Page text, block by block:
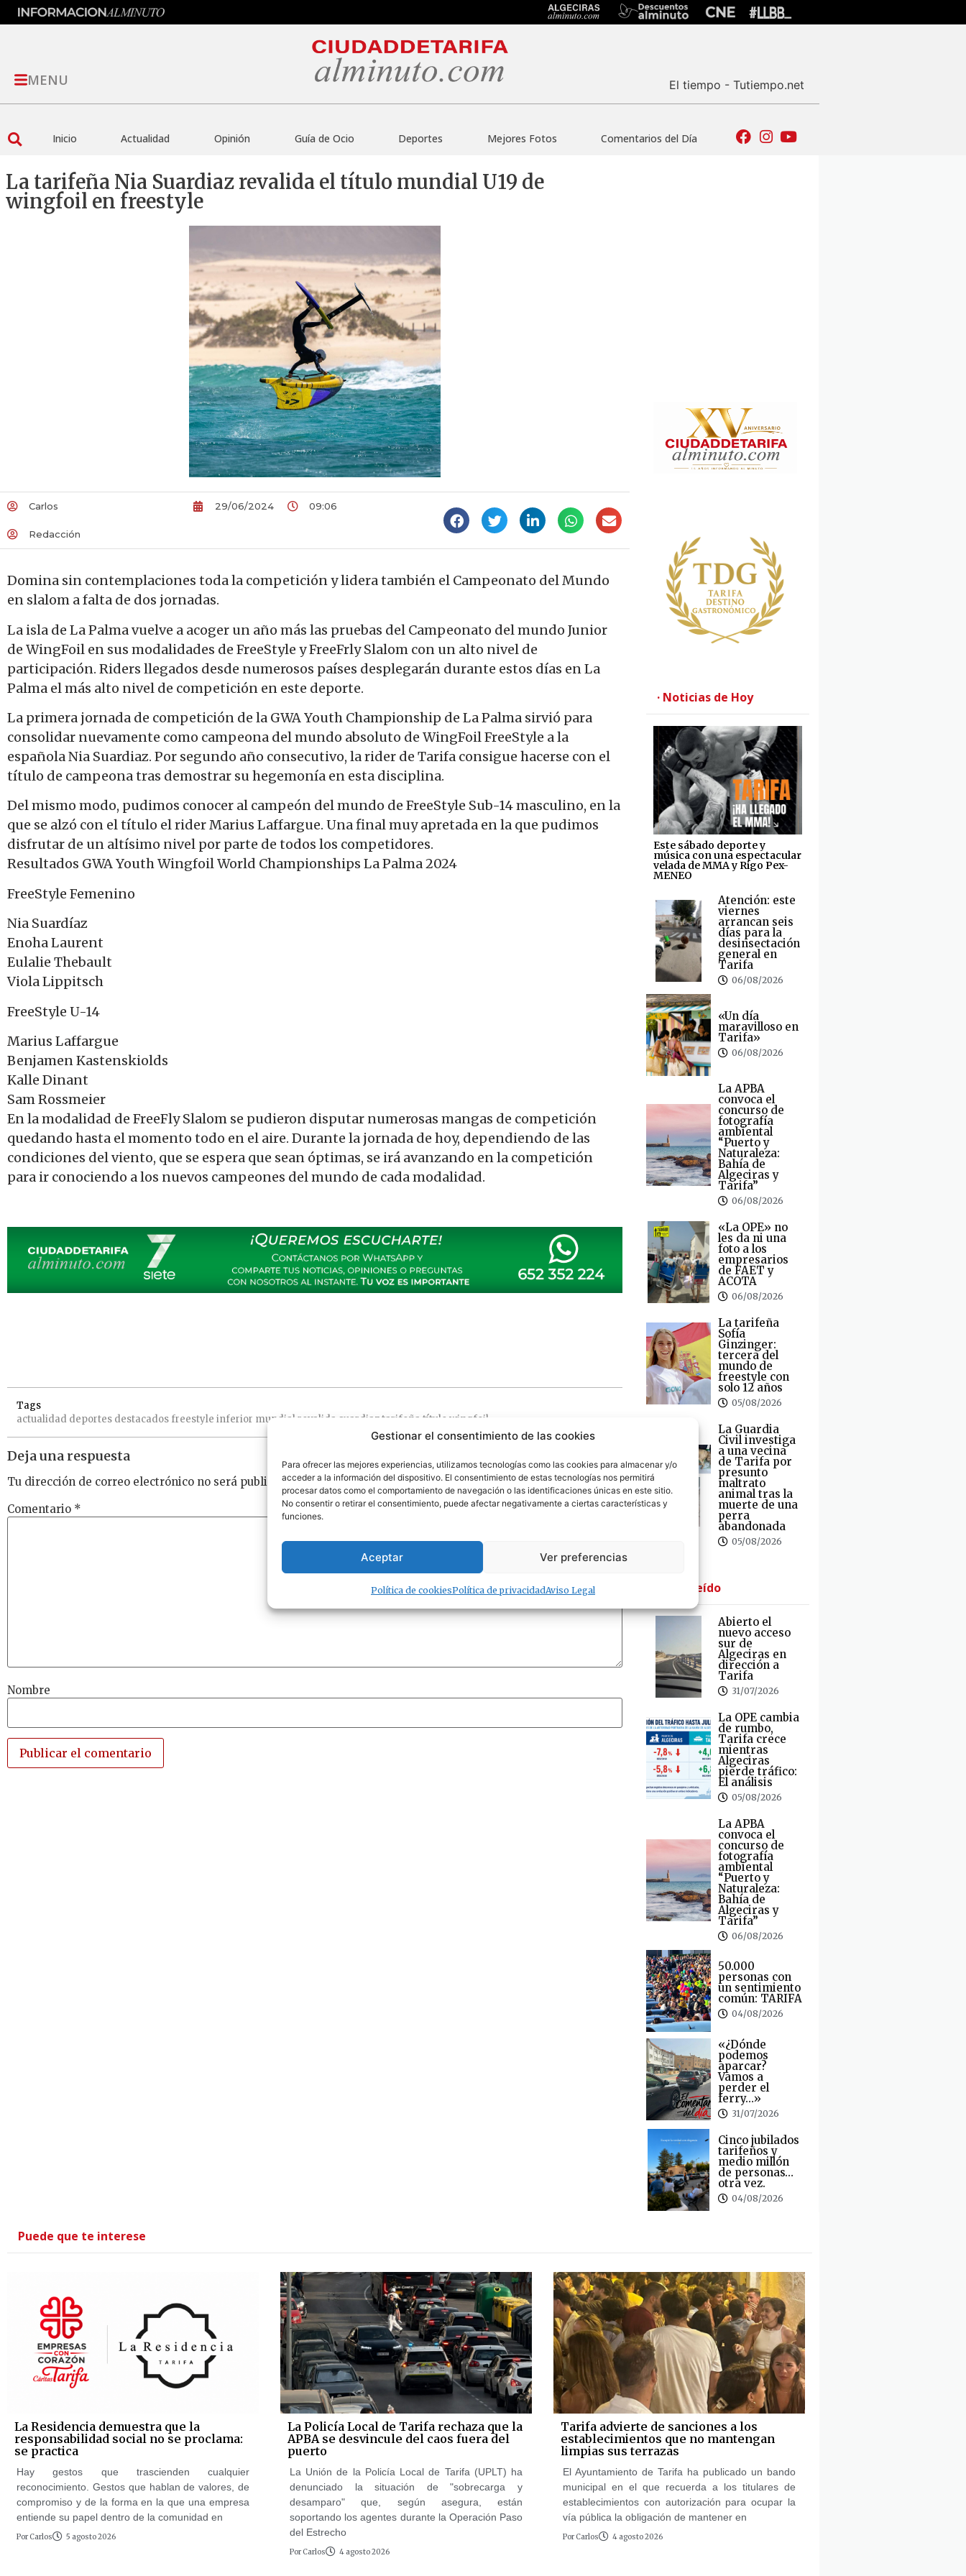
Gestionar el consentimiento de las cookies
Para ofrecer las mejores experiencias, utilizamos tecnologías como las cookies para almacenar y/o
acceder a la información del dispositivo. El consentimiento de estas tecnologías nos permitirá
procesar datos como el comportamiento de navegación o las identificaciones únicas en este sitio.
No consentir o retirar el consentimiento, puede afectar negativamente a ciertas características y
funciones.
Aceptar Ver preferencias
Política de cookiesPolítica de privacidadAviso Legal
MENU El tiempo - Tutiempo.net
Inicio Actualidad Opinión Guía de Ocio Deportes Mejores Fotos Comentarios del Día
La tarifeña Nia Suardiaz revalida el título mundial U19 de
wingfoil en freestyle
Carlos
Redacción
29/06/2024 09:06
Domina sin contemplaciones toda la competición y lidera también el Campeonato del Mundo
en slalom a falta de dos jornadas.
La isla de La Palma vuelve a acoger un año más las pruebas del Campeonato del mundo Junior
de WingFoil en sus modalidades de FreeStyle y FreeFrly Slalom con un alto nivel de
participación. Riders llegados desde numerosos países desplegarán durante estos días en La
Palma el más alto nivel de competición en este deporte.
La primera jornada de competición de la GWA Youth Championship de La Palma sirvió para
consolidar nuevamente como campeona del mundo absoluto de WingFoil FreeStyle a la
española Nia Suardiaz. Por segundo año consecutivo, la rider de Tarifa consigue hacerse con el
título de campeona tras demostrar su hegemonía en esta disciplina.
Del mismo modo, pudimos conocer al campeón del mundo de FreeStyle Sub-14 masculino, en la
que se alzó con el título el rider Marius Laffargue. Una final muy apretada en la que pudimos
disfrutar de un altísimo nivel por parte de todos los competidores.
Resultados GWA Youth Wingfoil World Championships La Palma 2024
FreeStyle Femenino
Nia Suardíaz
Enoha Laurent
Eulalie Thebault
Viola Lippitsch
FreeStyle U-14
Marius Laffargue
Benjamen Kastenskiolds
Kalle Dinant
Sam Rossmeier
En la modalidad de FreeFly Slalom se pudieron disputar numerosas mangas de competición
quedando hasta el momento todo en el aire. Durante la jornada de hoy, dependiendo de las
condiciones del viento, que se espera que sean óptimas, se irá avanzando en la competición
para ir conociendo a los nuevos campeones del mundo de cada modalidad.
Tags
actualidad deportes destacados freestyle inferior mundial revalida suardiaztarifeña título wingfoil
Deja una respuesta
Tu dirección de correo electrónico no será publicada. Los campos obligatorios están marcados con*
Comentario *
Nombre
· Noticias de Hoy
Este sábado deporte y
música con una espectacular
velada de MMA y Rigo Pex-
MENEO
Atención: este
viernes
arrancan seis
días para la
desinsectación
general en
Tarifa
06/08/2026
«Un día
maravilloso en
Tarifa»
06/08/2026
La APBA
convoca el
concurso de
fotografía
ambiental
“Puerto y
Naturaleza:
Bahía de
Algeciras y
Tarifa”
06/08/2026
«La OPE» no
les da ni una
foto a los
empresarios
de FAET y
ACOTA
06/08/2026
La tarifeña
Sofía
Ginzinger:
tercera del
mundo de
freestyle con
solo 12 años
05/08/2026
La Guardia
Civil investiga
a una vecina
de Tarifa por
presunto
maltrato
animal tras la
muerte de una
perra
abandonada
05/08/2026
· Lo + Leído
Abierto el
nuevo acceso
sur de
Algeciras en
dirección a
Tarifa
31/07/2026
La OPE cambia
de rumbo,
Tarifa crece
mientras
Algeciras
pierde tráfico:
El análisis
05/08/2026
La APBA
convoca el
concurso de
fotografía
ambiental
“Puerto y
Naturaleza:
Bahía de
Algeciras y
Tarifa”
06/08/2026
50.000
personas con
un sentimiento
común: TARIFA
04/08/2026
«¿Dónde
podemos
aparcar?
Vamos a
perder el
ferry…»
31/07/2026
Cinco jubilados
tarifeños y
medio millón
de personas…
otra vez.
04/08/2026
Puede que te interese
La Residencia demuestra que la
responsabilidad social no se proclama:
se practica
Hay gestos que trascienden cualquier
reconocimiento. Gestos que hablan de valores, de
compromiso y de la forma en la que una empresa
entiende su papel dentro de la comunidad en
Por Carlos 5 agosto 2026
La Policía Local de Tarifa rechaza que la
APBA se desvincule del caos fuera del
puerto
La Unión de la Policía Local de Tarifa (UPLT) ha
denunciado la situación de "sobrecarga y
desamparo" que, según asegura, están
soportando los agentes durante la Operación Paso
del Estrecho
Por Carlos 4 agosto 2026
Tarifa advierte de sanciones a los
establecimientos que no mantengan
limpias sus terrazas
El Ayuntamiento de Tarifa ha publicado un bando
municipal en el que recuerda a los titulares de
establecimientos con autorización para ocupar la
vía pública la obligación de mantener en
Por Carlos 4 agosto 2026